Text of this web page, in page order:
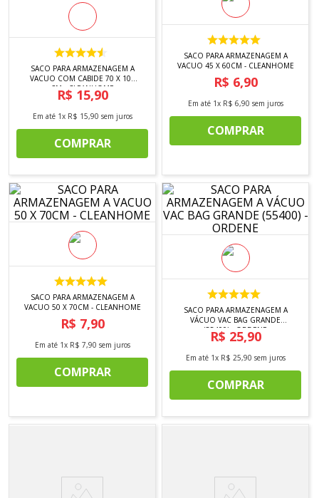
SACO PARA ARMAZENAGEM A
VACUO COM CABIDE 70 X 105
CM - CLEANHOME
R$ 15,90
Em até 1x R$ 15,90 sem juros
COMPRAR
SACO PARA ARMAZENAGEM A
VACUO 45 X 60CM - CLEANHOME
R$ 6,90
Em até 1x R$ 6,90 sem juros
COMPRAR
SACO PARA ARMAZENAGEM A
VACUO 50 X 70CM - CLEANHOME
R$ 7,90
Em até 1x R$ 7,90 sem juros
COMPRAR
SACO PARA ARMAZENAGEM A
VÁCUO VAC BAG GRANDE
(55400) - ORDENE
R$ 25,90
Em até 1x R$ 25,90 sem juros
COMPRAR
tricoline digital
tecido oxford
toalha mesa